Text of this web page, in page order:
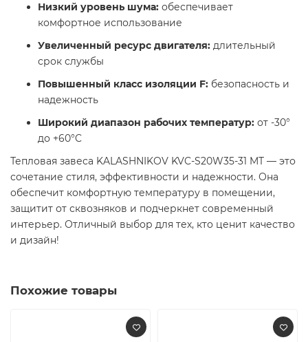
Низкий уровень шума: обеспечивает
комфортное использование
Увеличенный ресурс двигателя: длительный
срок службы
Повышенный класс изоляции F: безопасность и
надежность
Широкий диапазон рабочих температур: от -30°
до +60°C
Тепловая завеса KALASHNIKOV KVC-S20W35-31 MT — это
сочетание стиля, эффективности и надежности. Она
обеспечит комфортную температуру в помещении,
защитит от сквозняков и подчеркнет современный
интерьер. Отличный выбор для тех, кто ценит качество
и дизайн!
Похожие товары